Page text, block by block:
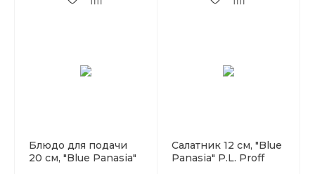
Блюдо для подачи
20 см, "Blue Panasia"
Салатник 12 см, "Blue
Panasia" P.L. Proff